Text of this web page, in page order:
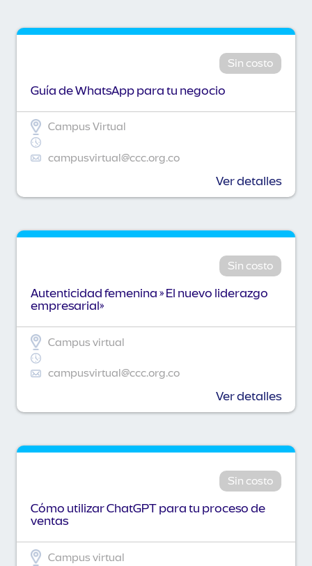
Sin costo
Guía de WhatsApp para tu negocio
Campus Virtual
campusvirtual@ccc.org.co
Ver detalles
Sin costo
Autenticidad femenina » El nuevo liderazgo
empresarial»
Campus virtual
campusvirtual@ccc.org.co
Ver detalles
Sin costo
Cómo utilizar ChatGPT para tu proceso de
ventas
Campus virtual